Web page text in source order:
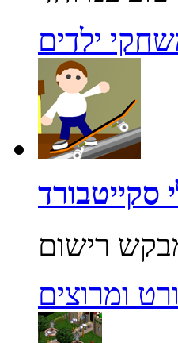
ילדים
סקייטבורד
ומרוצים